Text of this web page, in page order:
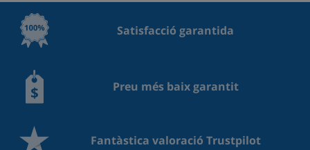
Satisfacció garantida
Preu més baix garantit
Fantàstica valoració Trustpilot